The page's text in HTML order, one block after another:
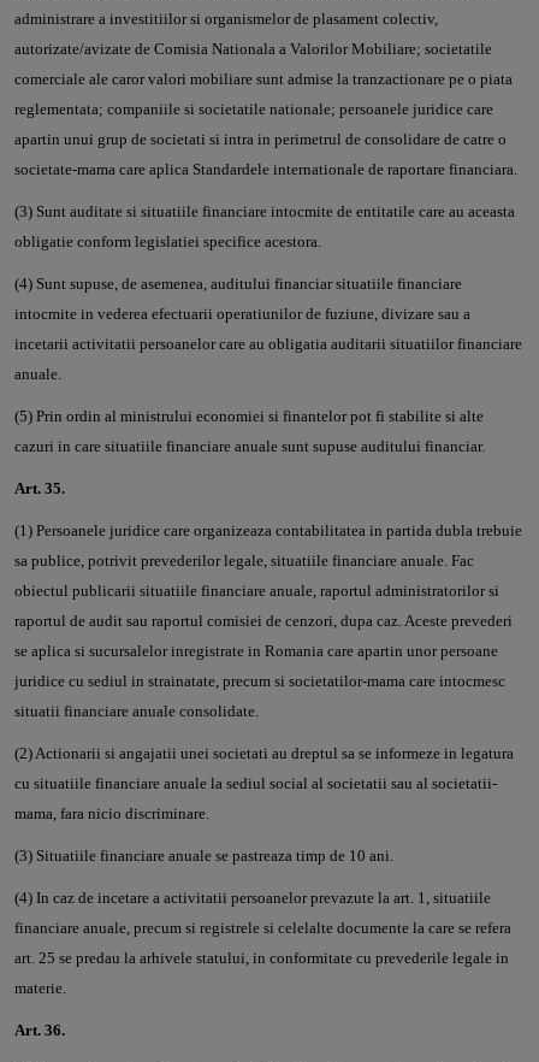
administrare a investitiilor si organismelor de plasament colectiv,
autorizate/avizate de Comisia Nationala a Valorilor Mobiliare; societatile
comerciale ale caror valori mobiliare sunt admise la tranzactionare pe o piata
reglementata; companiile si societatile nationale; persoanele juridice care
apartin unui grup de societati si intra in perimetrul de consolidare de catre o
societate-mama care aplica Standardele internationale de raportare financiara.
(3) Sunt auditate si situatiile financiare intocmite de entitatile care au aceasta
obligatie conform legislatiei specifice acestora.
(4) Sunt supuse, de asemenea, auditului financiar situatiile financiare
intocmite in vederea efectuarii operatiunilor de fuziune, divizare sau a
incetarii activitatii persoanelor care au obligatia auditarii situatiilor financiare
anuale.
(5) Prin ordin al ministrului economiei si finantelor pot fi stabilite si alte
cazuri in care situatiile financiare anuale sunt supuse auditului financiar.
Art. 35.
(1) Persoanele juridice care organizeaza contabilitatea in partida dubla trebuie
sa publice, potrivit prevederilor legale, situatiile financiare anuale. Fac
obiectul publicarii situatiile financiare anuale, raportul administratorilor si
raportul de audit sau raportul comisiei de cenzori, dupa caz. Aceste prevederi
se aplica si sucursalelor inregistrate in Romania care apartin unor persoane
juridice cu sediul in strainatate, precum si societatilor-mama care intocmesc
situatii financiare anuale consolidate.
(2) Actionarii si angajatii unei societati au dreptul sa se informeze in legatura
cu situatiile financiare anuale la sediul social al societatii sau al societatii-
mama, fara nicio discriminare.
(3) Situatiile financiare anuale se pastreaza timp de 10 ani.
(4) In caz de incetare a activitatii persoanelor prevazute la art. 1, situatiile
financiare anuale, precum si registrele si celelalte documente la care se refera
art. 25 se predau la arhivele statului, in conformitate cu prevederile legale in
materie.
Art. 36.